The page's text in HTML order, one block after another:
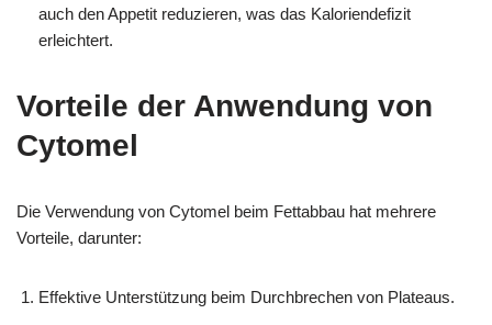
auch den Appetit reduzieren, was das Kaloriendefizit
erleichtert.
Vorteile der Anwendung von
Cytomel
Die Verwendung von Cytomel beim Fettabbau hat mehrere
Vorteile, darunter:
Effektive Unterstützung beim Durchbrechen von Plateaus.